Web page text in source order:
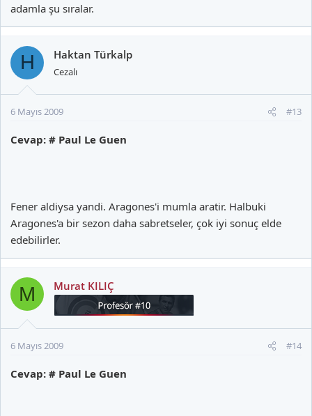
adamla şu sıralar.
H Haktan Türkalp
Cezalı
6 Mayıs 2009 #13
Cevap: # Paul Le Guen
Fener aldiysa yandi. Aragones'i mumla aratir. Halbuki
Aragones'a bir sezon daha sabretseler, çok iyi sonuç elde
edebilirler.
M Murat KILIÇ
6 Mayıs 2009 #14
Cevap: # Paul Le Guen